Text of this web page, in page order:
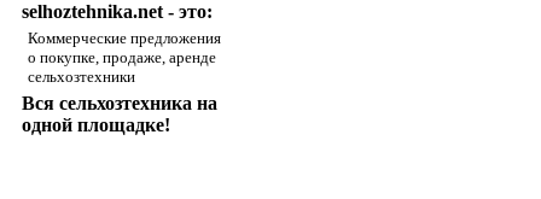
selhoztehnika.net - это:
Коммерческие предложения
о покупке, продаже, аренде
сельхозтехники
Вся сельхозтехника на
одной площадке!